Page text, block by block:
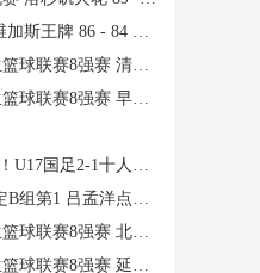
印第安纳狂热 全场集锦
学 85 - 81 菲律宾大学 集锦
大学 78 - 71 高丽大学 集锦
U17 赵松源登场1分钟传射
阿布力米破门 将战A组第2
77 - 79 上海交通大学 集锦
学 67 - 72 政治大学 集锦